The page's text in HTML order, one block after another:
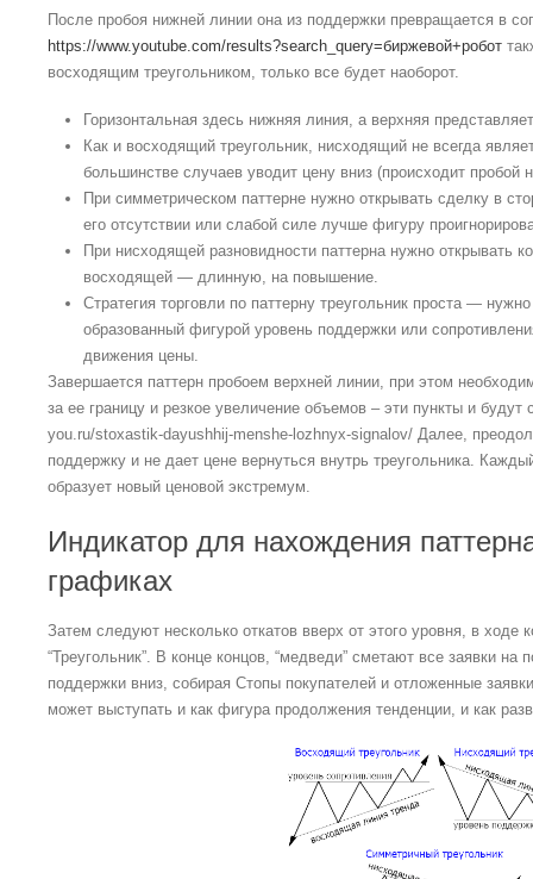
После пробоя нижней линии она из поддержки превращается в
https://www.youtube.com/results?search_query=биржевой+робот
восходящим треугольником, только все будет наоборот.
Горизонтальная здесь нижняя линия, а верхняя
Как и восходящий треугольник, нисходящий не всегда
большинстве случаев уводит цену вниз (происходит пробой
При симметрическом паттерне нужно открывать сделку в
его отсутствии или слабой силе лучше фигуру
При нисходящей разновидности паттерна нужно открывать
восходящей — длинную, на повышение.
Стратегия торговли по паттерну треугольник проста —
образованный фигурой уровень поддержки или
движения цены.
Завершается паттерн пробоем верхней линии, при этом
за ее границу и резкое увеличение объемов – эти пункты и
you.ru/stoxastik-dayushhij-menshe-lozhnyx-signalov/ Далее,
поддержку и не дает цене вернуться внутрь треугольника.
образует новый ценовой экстремум.
Индикатор для нахождения
графиках
Затем следуют несколько откатов вверх от этого уровня, в
“Треугольник”. В конце концов, “медведи” сметают все заявки на
поддержки вниз, собирая Стопы покупателей и отложенные
может выступать и как фигура продолжения тенденции, и как